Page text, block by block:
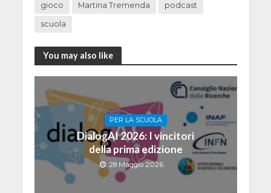
gioco Martina Tremenda podcast
scuola
You may also like
PER LA SCUOLA
DialogAI 2026: I vincitori
della prima edizione
28 Maggio 2026